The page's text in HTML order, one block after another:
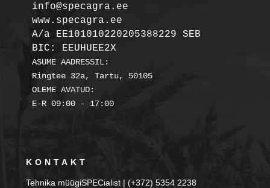
info@specagra.ee
A/a EE101010220205388229 SEB
BIC: EEUHUEE2X
ASUME AADRESSIL:
Ringtee 32a, Tartu, 50105
OLEME AVATUD:
E-R 09:00 - 17:00
KONTAKT
Tehnika müügiSPECialist | (+372) 5354 2238